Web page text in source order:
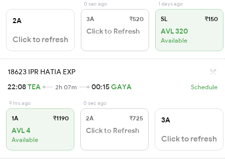
2A
Click to refresh
0 sec ago
3A ₹520
Click to Refresh
1 days ago
SL ₹150
AVL 320
Available
18623 IPR HATIA EXP
22:08TEA 2h 07m 00:15GAYA Schedule
9 hrs ago
1A ₹1190
AVL 4
Available
0 sec ago
2A ₹725
Click to Refresh
3A
Click to refresh